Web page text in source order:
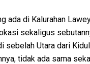
ada di Kalurahan
sekaligus
sebelah Utara dari
tidak ada sama